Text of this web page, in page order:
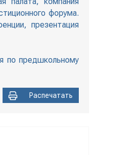
форума.
презентация
по предшкольному
Распечатать